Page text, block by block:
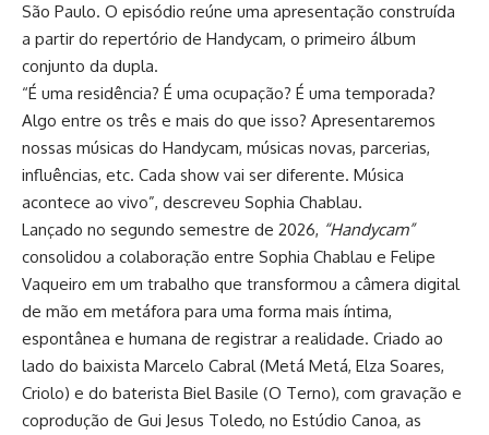
São Paulo. O episódio reúne uma apresentação construída
a partir do repertório de Handycam, o primeiro álbum
conjunto da dupla.
“É uma residência? É uma ocupação? É uma temporada?
Algo entre os três e mais do que isso? Apresentaremos
nossas músicas do Handycam, músicas novas, parcerias,
influências, etc. Cada show vai ser diferente. Música
acontece ao vivo”, descreveu Sophia Chablau.
Lançado no segundo semestre de 2026, “Handycam”
consolidou a colaboração entre Sophia Chablau e Felipe
Vaqueiro em um trabalho que transformou a câmera digital
de mão em metáfora para uma forma mais íntima,
espontânea e humana de registrar a realidade. Criado ao
lado do baixista Marcelo Cabral (Metá Metá, Elza Soares,
Criolo) e do baterista Biel Basile (O Terno), com gravação e
coprodução de Gui Jesus Toledo, no Estúdio Canoa, as